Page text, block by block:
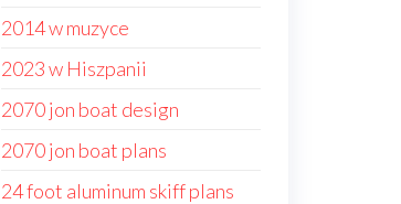
2014 w muzyce
2023 w Hiszpanii
2070 jon boat design
2070 jon boat plans
24 foot aluminum skiff plans